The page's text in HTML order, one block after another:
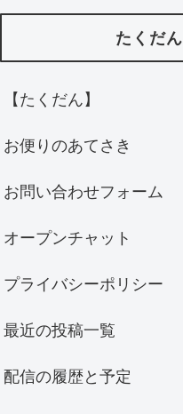
たくだん
【たくだん】
お便りのあてさき
お問い合わせフォーム
オープンチャット
プライバシーポリシー
最近の投稿一覧
配信の履歴と予定